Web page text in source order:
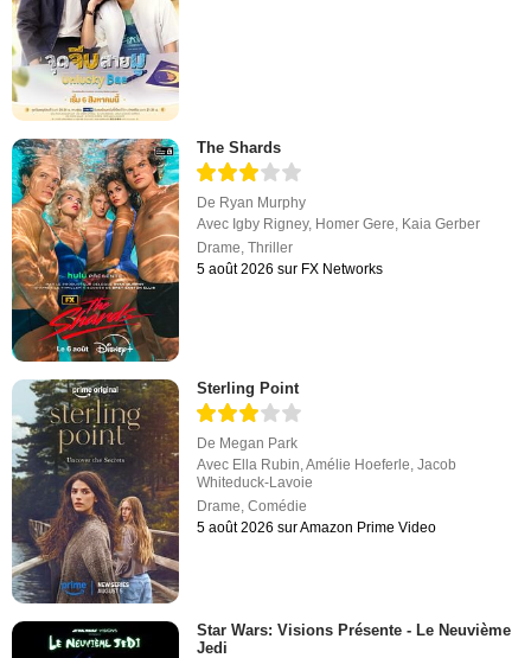
The Shards
De Ryan Murphy
Avec Igby Rigney, Homer Gere, Kaia Gerber
Drame,Thriller
5 août 2026 sur FX Networks
Sterling Point
De Megan Park
Avec Ella Rubin,Amélie Hoeferle,Jacob
Whiteduck-Lavoie
Drame,Comédie
5 août 2026 sur Amazon Prime Video
Star Wars: Visions Présente - Le Neuvième
Jedi